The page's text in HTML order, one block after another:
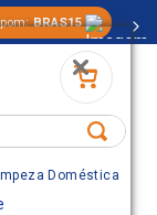
BRAS15
Doméstica